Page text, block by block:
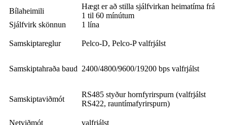
Bílaheimili
Hægt er að stilla sjálfvirkan heimatíma frá
1 til 60 mínútum
Sjálfvirk skönnun
1 lína
Samskiptareglur Pelco-D, Pelco-P valfrjálst
Samskiptahraða baud 2400/4800/9600/19200 bps valfrjálst
Samskiptaviðmót
RS485 styður hornfyrirspurn (valfrjálst
RS422, rauntímafyrirspurn)
Netviðmót
valfrjálst